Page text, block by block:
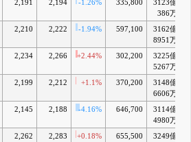
2,191 2,194 -1.26% 335,800
3123億
386万
2,210 2,222 -1.94% 597,100
3162億
8951万
2,234 2,266 +2.44% 302,200
3225億
5267万
2,199 2,212 +1.1% 370,200
3148億
6606万
2,145 2,188 -4.16% 646,700
3114億
4980万
2,262 2,283 +0.18% 655,500
3249億